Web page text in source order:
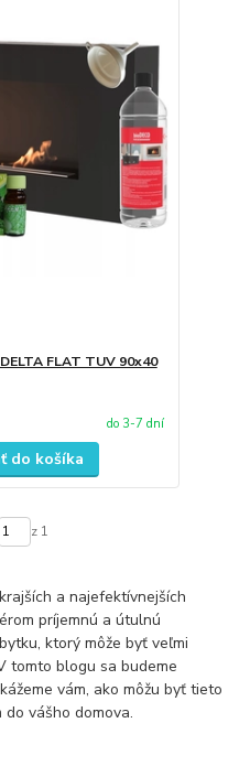
FLAT TUV 90x40
do 3-7 dní
do košíka
z 1
a najefektívnejších
príjemnú a útulnú
ktorý môže byť veľmi
tomto blogu sa budeme
vám, ako môžu byť tieto
vášho domova.